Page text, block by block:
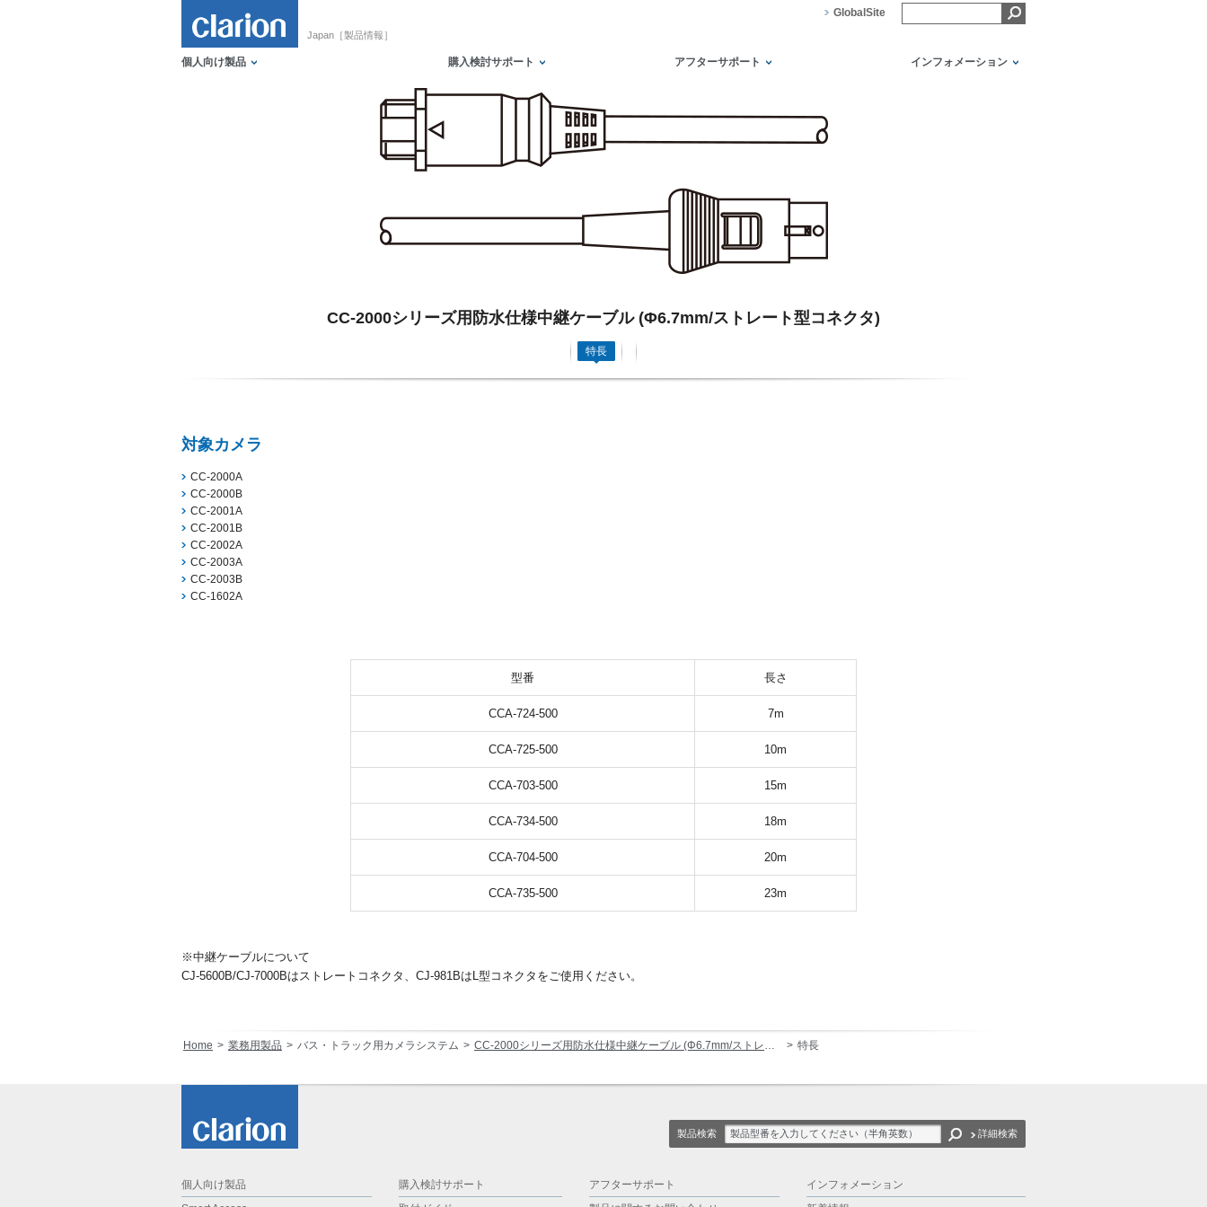
Japan［製品情報］
GlobalSite
個人向け製品 購入検討サポート アフターサポート インフォメーション
CC-2000シリーズ用防水仕様中継ケーブル (Φ6.7mm/ストレート型コネクタ)
特長
対象カメラ
CC-2000A
CC-2000B
CC-2001A
CC-2001B
CC-2002A
CC-2003A
CC-2003B
CC-1602A
型番 長さ
CCA-724-500 7m
CCA-725-500 10m
CCA-703-500 15m
CCA-734-500 18m
CCA-704-500 20m
CCA-735-500 23m
※中継ケーブルについて
CJ-5600B/CJ-7000Bはストレートコネクタ、CJ-981BはL型コネクタをご使用ください。
Home 業務用製品 バス・トラック用カメラシステム CC-2000シリーズ用防水仕様中継ケーブル (Φ6.7mm/ストレート型コネクタ) 特長
製品検索 詳細検索
個人向け製品
購入検討サポート
アフターサポート
インフォメーション